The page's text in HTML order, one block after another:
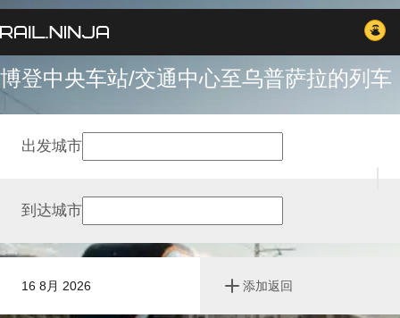
博登中央车站/交通中心至乌普萨拉的列车
16 8月 2026 添加返回
出发城市
到达城市